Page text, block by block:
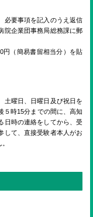
必要事項を記入のうえ返信
院企業団事務局総務課に郵
円（簡易書留相当分）を貼
土曜日、日曜日及び祝日を
５時15分までの間に、高知
日時の連絡をしてから、受
して、直接受験者本人がお